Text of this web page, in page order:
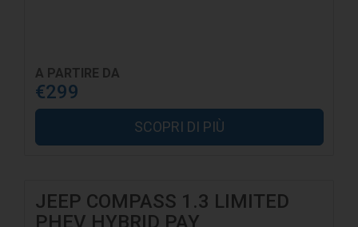
A PARTIRE DA
€299
SCOPRI DI PIÙ
JEEP COMPASS 1.3 LIMITED
PHEV HYBRID PAY